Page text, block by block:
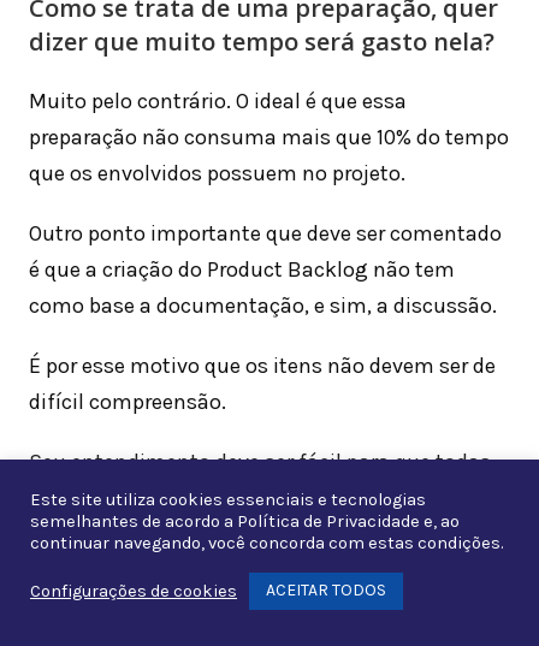
Como se trata de uma preparação, quer
dizer que muito tempo será gasto nela?
Muito pelo contrário. O ideal é que essa
preparação não consuma mais que 10% do tempo
que os envolvidos possuem no projeto.
Outro ponto importante que deve ser comentado
é que a criação do Product Backlog não tem
como base a documentação, e sim, a discussão.
É por esse motivo que os itens não devem ser de
difícil compreensão.
Seu entendimento deve ser fácil para que todas
as partes que possuam interesse e não sejam
técnicas consigam compreender.
Não é incomum que várias equipes se unam para
Este site utiliza cookies essenciais e tecnologias
semelhantes de acordo a Política de Privacidade e, ao
continuar navegando, você concorda com estas condições.
Configurações de cookies ACEITAR TODOS